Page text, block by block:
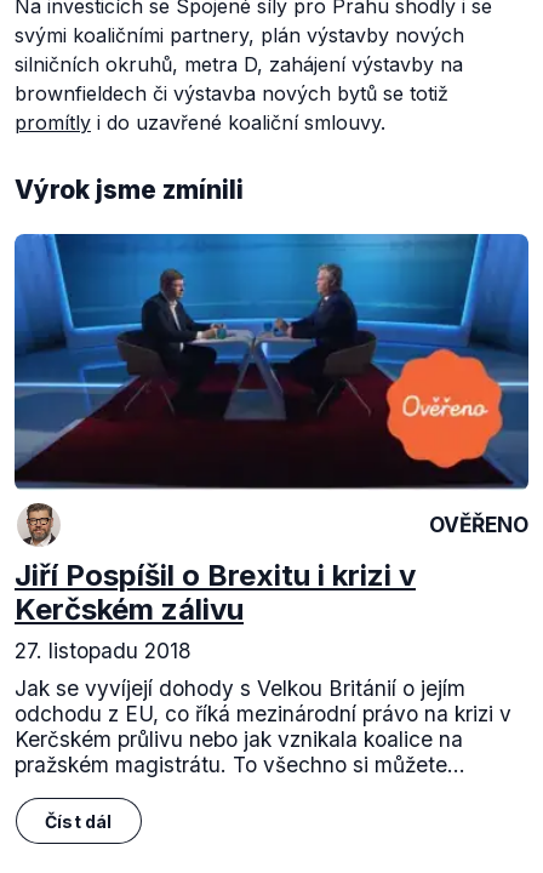
Na investicích se Spojené síly pro Prahu shodly i se
svými koaličními partnery, plán výstavby nových
silničních okruhů, metra D, zahájení výstavby na
brownfieldech či výstavba nových bytů se totiž
promítly i do uzavřené koaliční smlouvy.
Výrok jsme zmínili
OVĚŘENO
Jiří Pospíšil o Brexitu i krizi v
Kerčském zálivu
27. listopadu 2018
Jak se vyvíjejí dohody s Velkou Británií o jejím
odchodu z EU, co říká mezinárodní právo na krizi v
Kerčském průlivu nebo jak vznikala koalice na
pražském magistrátu. To všechno si můžete...
Číst dál